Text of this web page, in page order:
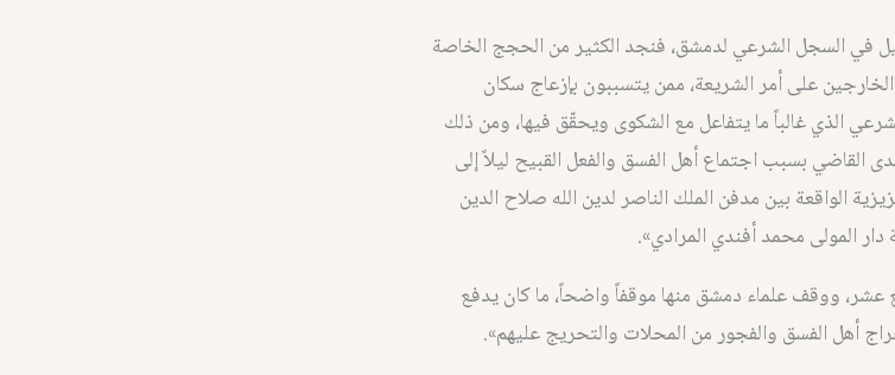
في السجل الشرعي لدمشق، فنجد الكثير من الحجج الخاصة
على أمر الشريعة، ممن يتسببون بإزعاج سكان
الذي غالباً ما يتفاعل مع الشكوى ويحقّق فيها، ومن ذلك
القاضي بسبب اجتماع أهل الفسق والفعل القبيح ليلاً إلى
الواقعة بين مدفن الملك الناصر لدين الله صلاح الدين
المولى محمد أفندي المرادي».
عشر، ووقف علماء دمشق منها موقفاً واضحاً، ما كان يدفع
أهل الفسق والفجور من المحلات والتحريج عليهم».